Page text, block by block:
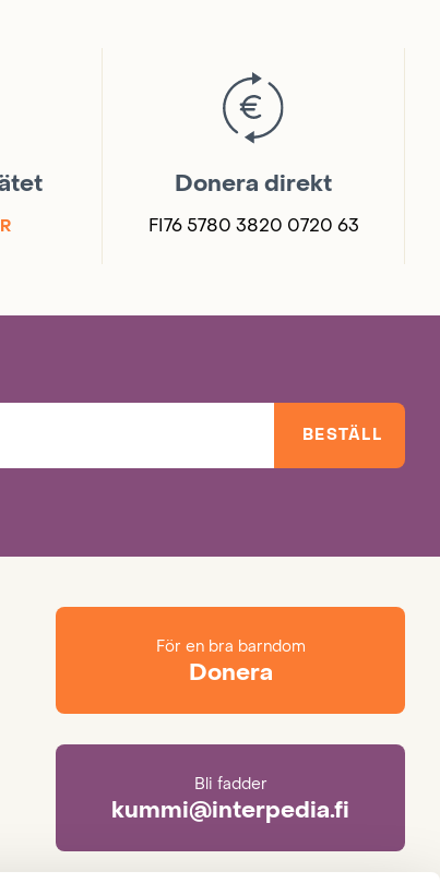
Donera direkt
FI76 5780 3820 0720 63
BESTÄLL
För en bra barndom
Donera
Bli fadder
kummi@interpedia.fi